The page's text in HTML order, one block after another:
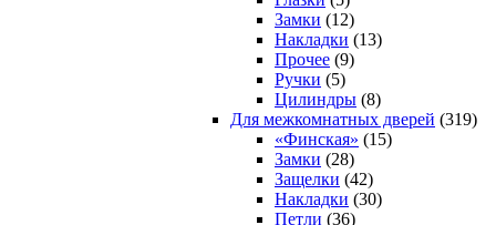
Замки (12)
Накладки (13)
Прочее (9)
Ручки (5)
Цилиндры (8)
Для межкомнатных дверей (319)
«Финская» (15)
Замки (28)
Защелки (42)
Накладки (30)
Петли (36)